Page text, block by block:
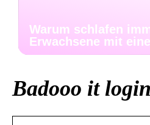
Warum schlafen
Erwachsene mit
Badooo it login